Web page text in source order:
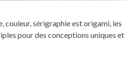
couleur, sérigraphie est origami, les
pour des conceptions uniques et